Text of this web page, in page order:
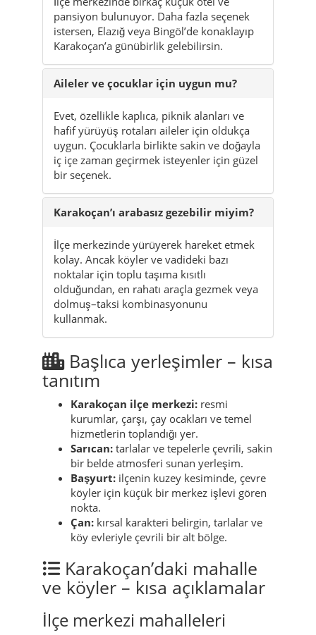
pansiyon bulunuyor. Daha fazla seçenek
istersen, Elazığ veya Bingöl’de konaklayıp
Karakoçan’a günübirlik gelebilirsin.
Aileler ve çocuklar için uygun mu?
Evet, özellikle kaplıca, piknik alanları ve
hafif yürüyüş rotaları aileler için oldukça
uygun. Çocuklarla birlikte sakin ve doğayla
iç içe zaman geçirmek isteyenler için güzel
bir seçenek.
Karakoçan’ı arabasız gezebilir miyim?
İlçe merkezinde yürüyerek hareket etmek
kolay. Ancak köyler ve vadideki bazı
noktalar için toplu taşıma kısıtlı
olduğundan, en rahatı araçla gezmek veya
dolmuş–taksi kombinasyonunu
kullanmak.
Başlıca yerleşimler – kısa
tanıtım
Karakoçan ilçe merkezi: resmi
kurumlar, çarşı, çay ocakları ve temel
hizmetlerin toplandığı yer.
Sarıcan: tarlalar ve tepelerle çevrili, sakin
bir belde atmosferi sunan yerleşim.
Başyurt: ilçenin kuzey kesiminde, çevre
köyler için küçük bir merkez işlevi gören
nokta.
Çan: kırsal karakteri belirgin, tarlalar ve
köy evleriyle çevrili bir alt bölge.
Karakoçan’daki mahalle
ve köyler – kısa açıklamalar
İlçe merkezi mahalleleri